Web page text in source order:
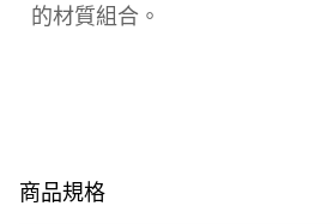
的材質組合。
商品規格